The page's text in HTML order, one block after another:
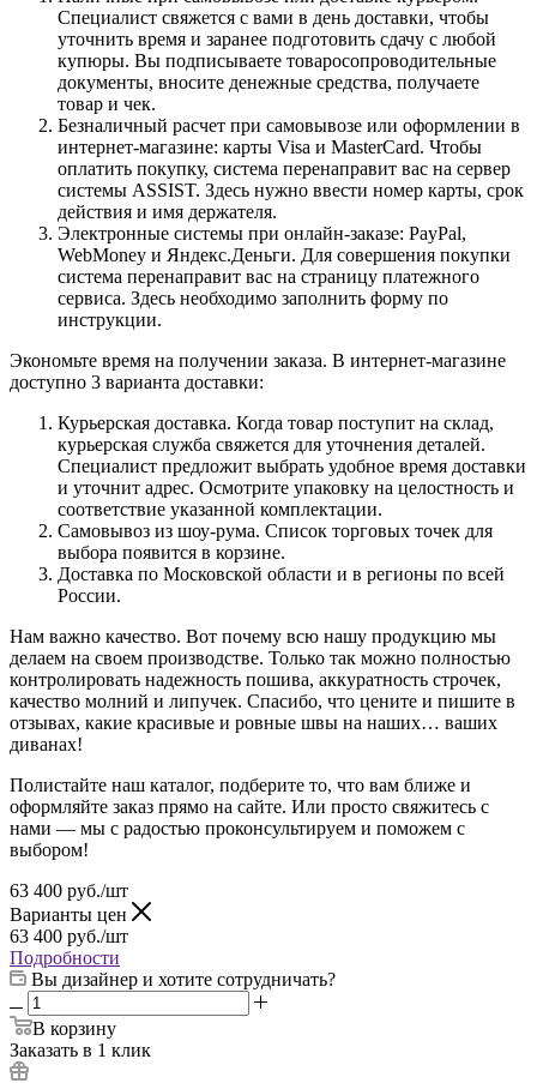
Специалист свяжется с вами в день доставки, чтобы
уточнить время и заранее подготовить сдачу с любой
купюры. Вы подписываете товаросопроводительные
документы, вносите денежные средства, получаете
товар и чек.
Безналичный расчет при самовывозе или оформлении в
интернет-магазине: карты Visa и MasterCard. Чтобы
оплатить покупку, система перенаправит вас на сервер
системы ASSIST. Здесь нужно ввести номер карты, срок
действия и имя держателя.
Электронные системы при онлайн-заказе: PayPal,
WebMoney и Яндекс.Деньги. Для совершения покупки
система перенаправит вас на страницу платежного
сервиса. Здесь необходимо заполнить форму по
инструкции.
Экономьте время на получении заказа. В интернет-магазине
доступно 3 варианта доставки:
Курьерская доставка. Когда товар поступит на склад,
курьерская служба свяжется для уточнения деталей.
Специалист предложит выбрать удобное время доставки
и уточнит адрес. Осмотрите упаковку на целостность и
соответствие указанной комплектации.
Самовывоз из шоу-рума. Список торговых точек для
выбора появится в корзине.
Доставка по Московской области и в регионы по всей
России.
Нам важно качество. Вот почему всю нашу продукцию мы
делаем на своем производстве. Только так можно полностью
контролировать надежность пошива, аккуратность строчек,
качество молний и липучек. Спасибо, что цените и пишите в
отзывах, какие красивые и ровные швы на наших… ваших
диванах!
Полистайте наш каталог, подберите то, что вам ближе и
оформляйте заказ прямо на сайте. Или просто свяжитесь с
нами — мы с радостью проконсультируем и поможем с
выбором!
63 400 руб./шт
Варианты цен
63 400 руб./шт
Подробности
Вы дизайнер и хотите сотрудничать?
В корзину
Заказать в 1 клик